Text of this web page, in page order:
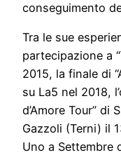
conseguimento
Tra le sue
partecipazione a
2015, la finale di
su La5 nel 2018,
d’Amore Tour” di
Gazzoli (Terni) il
Uno a Settembre